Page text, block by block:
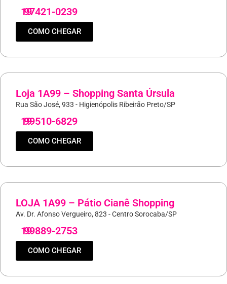
19
97421-0239
COMO CHEGAR
Loja 1A99 – Shopping Santa Úrsula
Rua São José, 933 - Higienópolis Ribeirão Preto/SP
19
99510-6829
COMO CHEGAR
LOJA 1A99 – Pátio Cianê Shopping
Av. Dr. Afonso Vergueiro, 823 - Centro Sorocaba/SP
19
99889-2753
COMO CHEGAR